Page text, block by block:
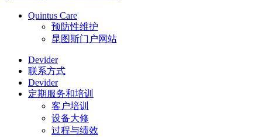
Quintus Care
预防性维护
昆图斯门户网站
Devider
联系方式
Devider
定期服务和培训
客户培训
设备大修
过程与绩效